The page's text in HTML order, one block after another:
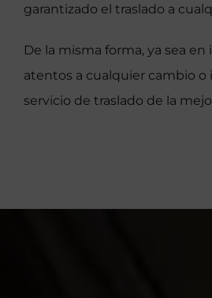
garantizado el traslado a
De la misma forma, ya sea
atentos a cualquier cambio o
servicio de traslado de la